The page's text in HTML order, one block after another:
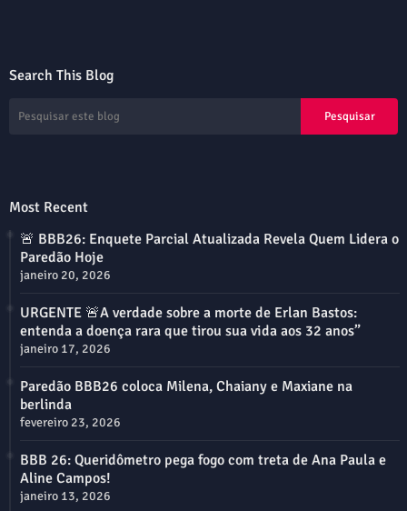
Search This Blog
Most Recent
🚨 BBB26: Enquete Parcial Atualizada Revela Quem Lidera o
Paredão Hoje
janeiro 20, 2026
URGENTE 🚨A verdade sobre a morte de Erlan Bastos:
entenda a doença rara que tirou sua vida aos 32 anos”
janeiro 17, 2026
Paredão BBB26 coloca Milena, Chaiany e Maxiane na
berlinda
fevereiro 23, 2026
BBB 26: Queridômetro pega fogo com treta de Ana Paula e
Aline Campos!
janeiro 13, 2026